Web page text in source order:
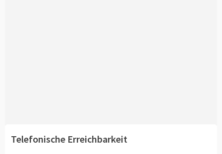
Telefonische Erreichbarkeit